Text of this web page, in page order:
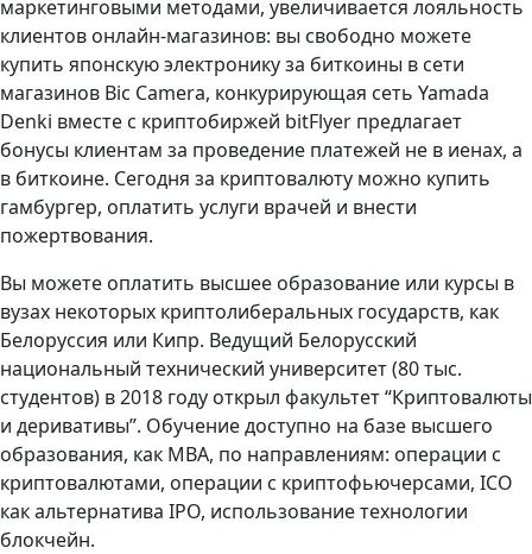
маркетинговыми методами, увеличивается лояльность
клиентов онлайн-магазинов: вы свободно можете
купить японскую электронику за биткоины в сети
магазинов Bic Camera, конкурирующая сеть Yamada
Denki вместе с криптобиржей bitFlyer предлагает
бонусы клиентам за проведение платежей не в иенах, а
в биткоине. Сегодня за криптовалюту можно купить
гамбургер, оплатить услуги врачей и внести
пожертвования.
Вы можете оплатить высшее образование или курсы в
вузах некоторых криптолиберальных государств, как
Белоруссия или Кипр. Ведущий Белорусский
национальный технический университет (80 тыс.
студентов) в 2018 году открыл факультет “Криптовалюты
и деривативы”. Обучение доступно на базе высшего
образования, как МВА, по направлениям: операции с
криптовалютами, операции с криптофьючерсами, ICO
как альтернатива IPO, использование технологии
блокчейн.